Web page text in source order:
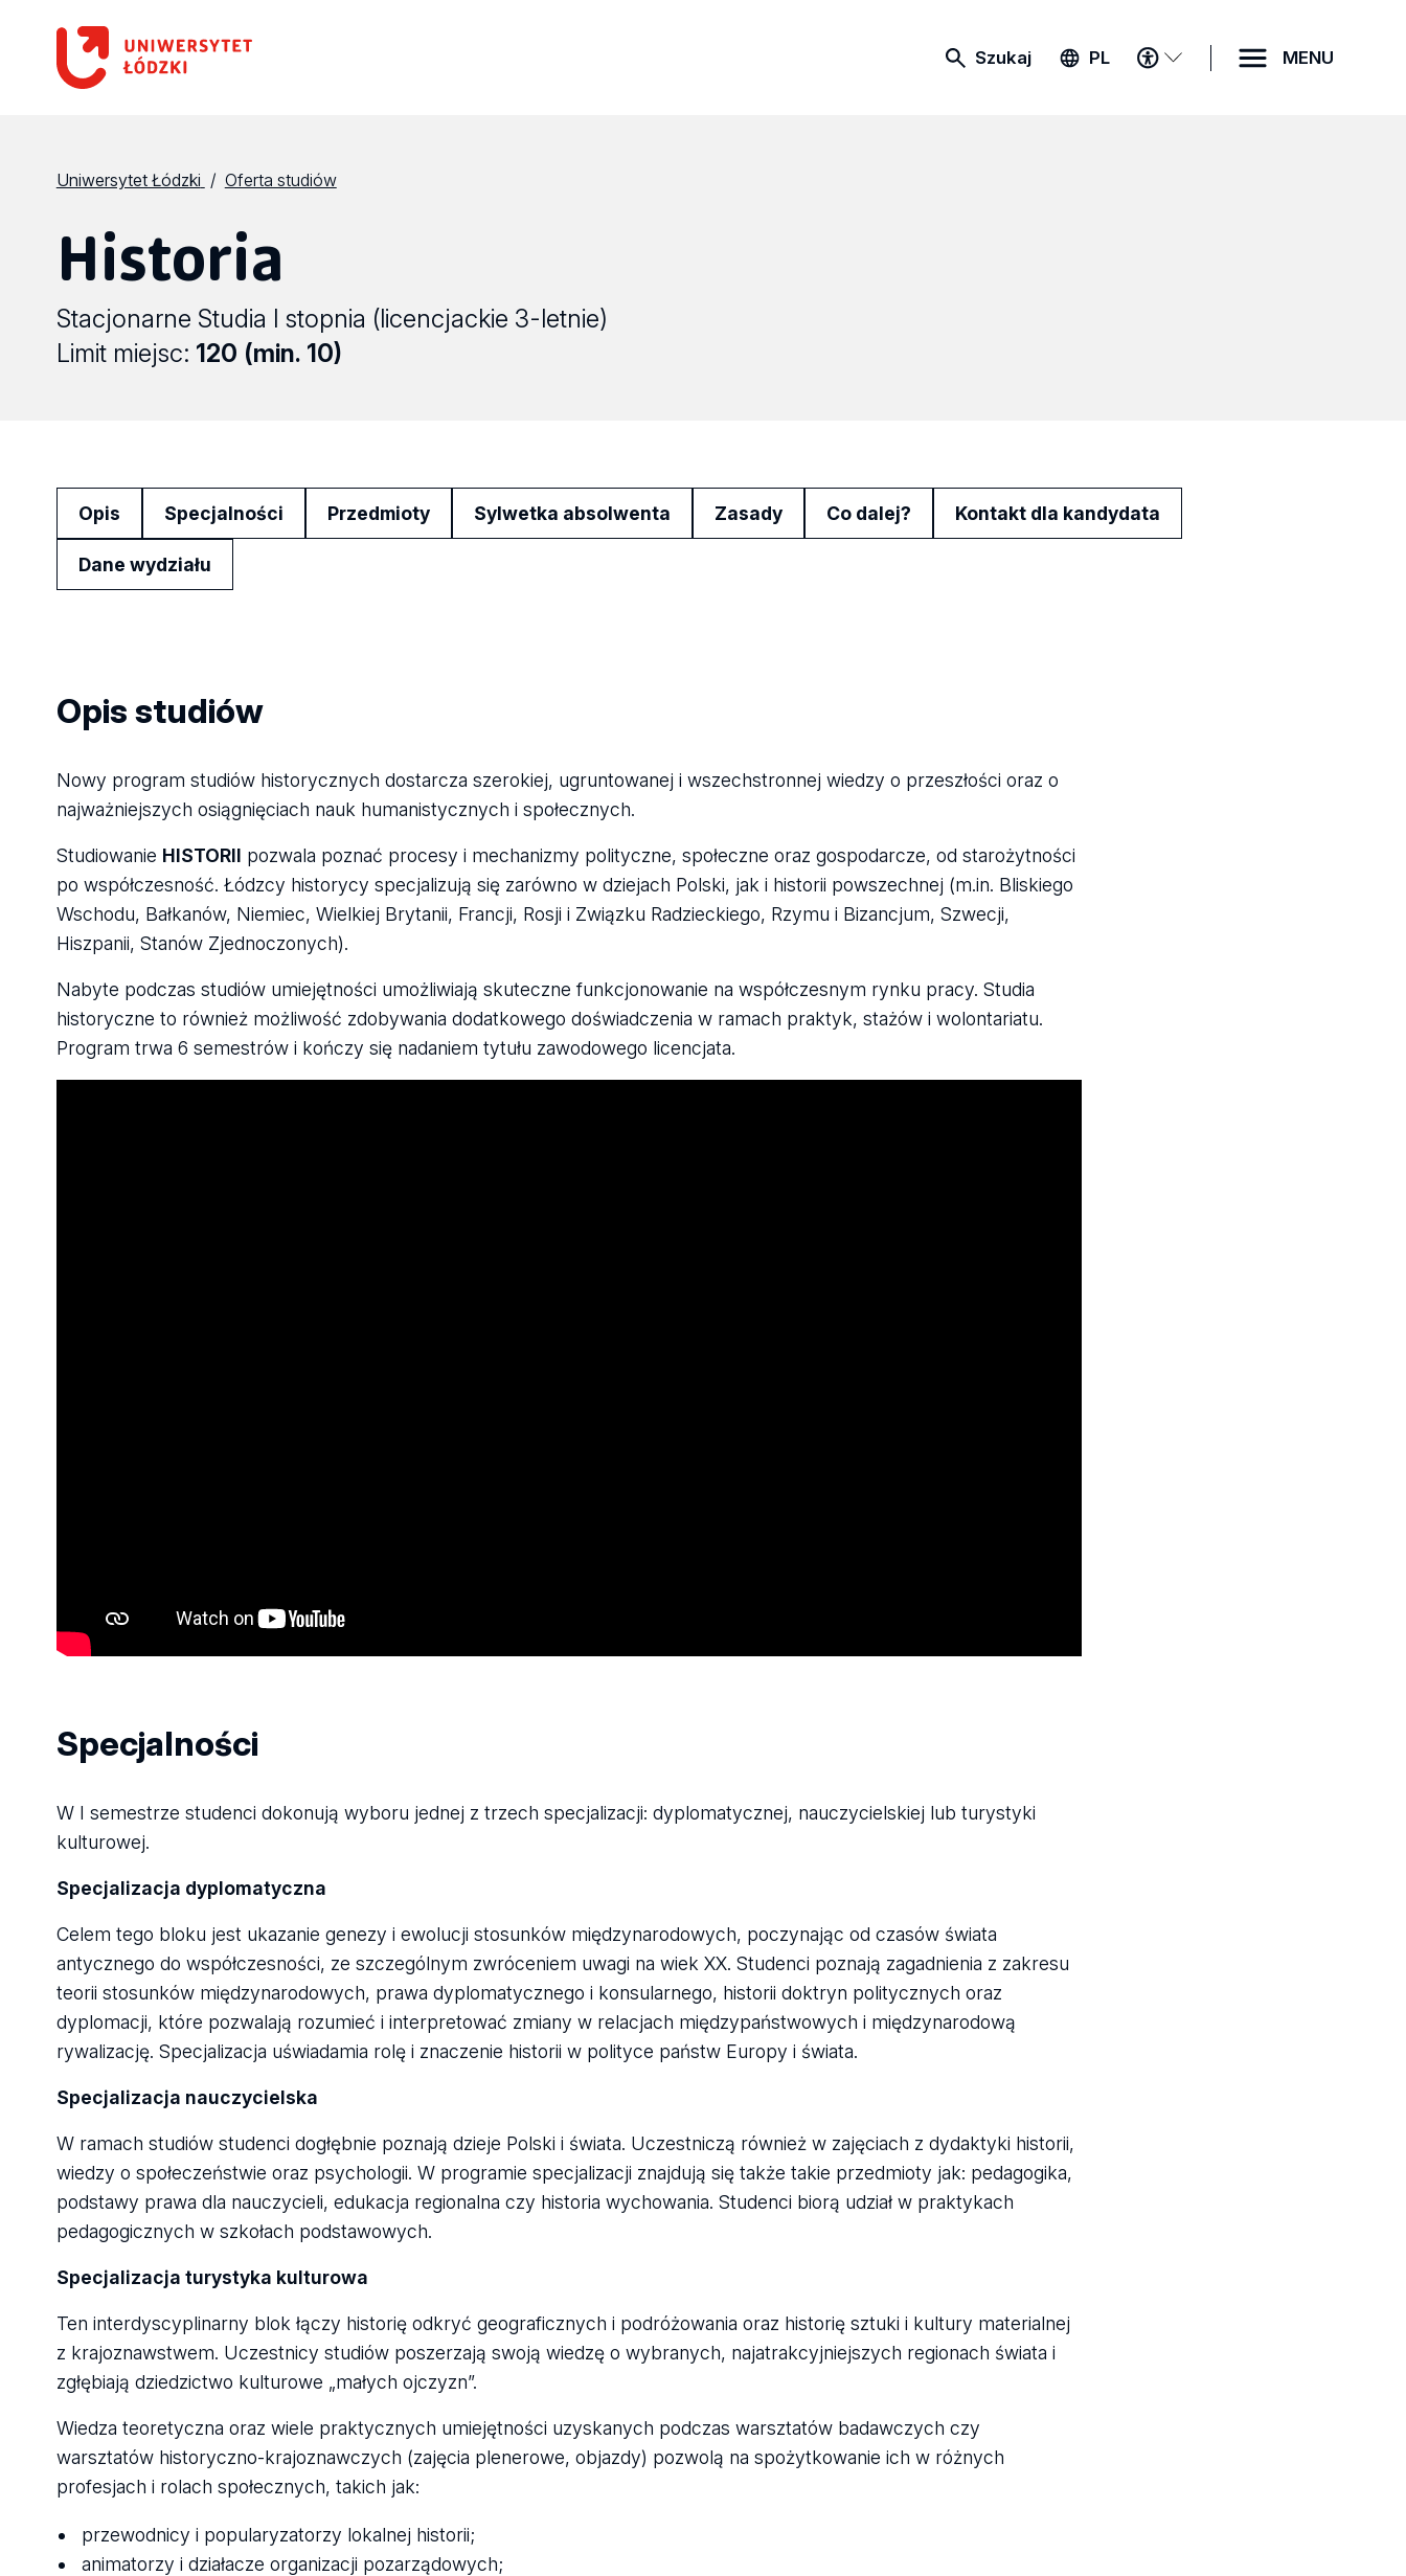
Szukaj PL
MENU
DOSTĘPNOŚCI
MENU
Uniwersytet Łódzki Oferta studiów
Historia
Stacjonarne Studia I stopnia (licencjackie 3-letnie)
Limit miejsc: 120 (min. 10)
Opis Specjalności Przedmioty Sylwetka absolwenta Zasady Co dalej? Kontakt dla kandydata
Dane wydziału
Opis studiów
Nowy program studiów historycznych dostarcza szerokiej, ugruntowanej i wszechstronnej wiedzy o przeszłości oraz o
najważniejszych osiągnięciach nauk humanistycznych i społecznych.
Studiowanie HISTORII pozwala poznać procesy i mechanizmy polityczne, społeczne oraz gospodarcze, od starożytności
po współczesność. Łódzcy historycy specjalizują się zarówno w dziejach Polski, jak i historii powszechnej (m.in. Bliskiego
Wschodu, Bałkanów, Niemiec, Wielkiej Brytanii, Francji, Rosji i Związku Radzieckiego, Rzymu i Bizancjum, Szwecji,
Hiszpanii, Stanów Zjednoczonych).
Nabyte podczas studiów umiejętności umożliwiają skuteczne funkcjonowanie na współczesnym rynku pracy. Studia
historyczne to również możliwość zdobywania dodatkowego doświadczenia w ramach praktyk, stażów i wolontariatu.
Program trwa 6 semestrów i kończy się nadaniem tytułu zawodowego licencjata.
Specjalności
W I semestrze studenci dokonują wyboru jednej z trzech specjalizacji: dyplomatycznej, nauczycielskiej lub turystyki
kulturowej.
Specjalizacja dyplomatyczna
Celem tego bloku jest ukazanie genezy i ewolucji stosunków międzynarodowych, poczynając od czasów świata
antycznego do współczesności, ze szczególnym zwróceniem uwagi na wiek XX. Studenci poznają zagadnienia z zakresu
teorii stosunków międzynarodowych, prawa dyplomatycznego i konsularnego, historii doktryn politycznych oraz
dyplomacji, które pozwalają rozumieć i interpretować zmiany w relacjach międzypaństwowych i międzynarodową
rywalizację. Specjalizacja uświadamia rolę i znaczenie historii w polityce państw Europy i świata.
Specjalizacja nauczycielska
W ramach studiów studenci dogłębnie poznają dzieje Polski i świata. Uczestniczą również w zajęciach z dydaktyki historii,
wiedzy o społeczeństwie oraz psychologii. W programie specjalizacji znajdują się także takie przedmioty jak: pedagogika,
podstawy prawa dla nauczycieli, edukacja regionalna czy historia wychowania. Studenci biorą udział w praktykach
pedagogicznych w szkołach podstawowych.
Specjalizacja turystyka kulturowa
Ten interdyscyplinarny blok łączy historię odkryć geograficznych i podróżowania oraz historię sztuki i kultury materialnej
z krajoznawstwem. Uczestnicy studiów poszerzają swoją wiedzę o wybranych, najatrakcyjniejszych regionach świata i
zgłębiają dziedzictwo kulturowe „małych ojczyzn”.
Wiedza teoretyczna oraz wiele praktycznych umiejętności uzyskanych podczas warsztatów badawczych czy
warsztatów historyczno-krajoznawczych (zajęcia plenerowe, objazdy) pozwolą na spożytkowanie ich w różnych
profesjach i rolach społecznych, takich jak:
przewodnicy i popularyzatorzy lokalnej historii;
animatorzy i działacze organizacji pozarządowych;